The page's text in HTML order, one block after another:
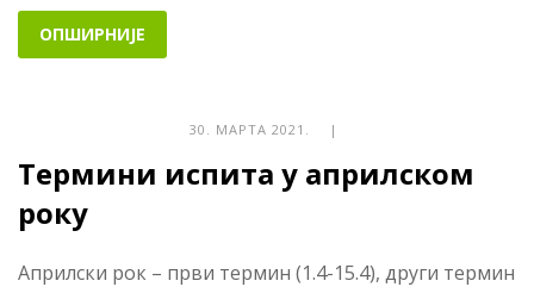
ОПШИРНИЈЕ
30. МАРТА 2021. |
Термини испита у априлском
року
Априлски рок – први термин (1.4-15.4), други термин